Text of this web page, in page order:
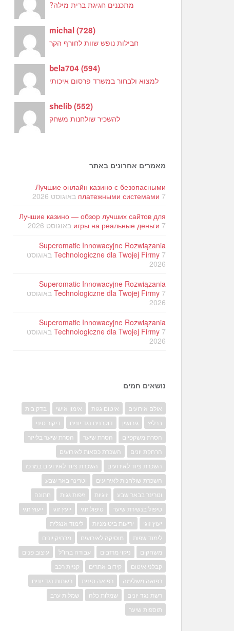
מתכננים חגיגת ברית מילה?
michal(728)
חבילות נופש שוות לחורף הקר
bela704(594)
למצוא ולבחור במשרד פרסום איכותי
shelib(552)
להשכיר שולחנות משחק
מאמרים אחרונים באתר
Лучшие онлайн казино с безопасными
платежными системами 7 באוגוסט 2026
Лучшие казино — обзор лучших сайтов для
игры на реальные деньги 7 באוגוסט 2026
Superomatic Innowacyjne Rozwiązania
Technologiczne dla Twojej Firmy 7 באוגוסט
2026
Superomatic Innowacyjne Rozwiązania
Technologiczne dla Twojej Firmy 7 באוגוסט
2026
Superomatic Innowacyjne Rozwiązania
Technologiczne dla Twojej Firmy 7 באוגוסט
2026
נושאים חמים
אולם אירועים איטום גגות אימון אישי
בדק בית
ברליץ
גירושין דוקרנים נגד יונים
דיקור סיני
הסרת משקפיים
הסרת שיער
הסרת שיער בלייזר
הרחקת יונים
השכרת כסאות לאירועים
השכרת ציוד לאירועים
השכרת ציוד לאירועים במרכז
השכרת שולחנות לאירועים
וטרינר באר שבע
וטרינר בבאר שבע
זוגיות זיפות גגות
חתונה
טיפול בנשירת שיער
טיפול זוגי יועץ זוגי
ייעוץ זוגי
יעוץ זוגי
יריעות ביטומניות
לימוד אנגלית
לימוד שפות
מוסיקה לאירועים
מרחיק יונים
משחקים
ניקוי מרזבים עבודה בחו"ל
עיצוב פנים
קבלני איטום
קידום אתרים
קניית רכב
רפואה משלימה
רפואה סינית
רשתות נגד יונים
רשת נגד יונים
שמלות כלה
שמלות ערב
תוספות שיער